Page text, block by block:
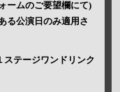
ームのご要望欄にて)
る公演日のみ適用さ
テージワンドリンク